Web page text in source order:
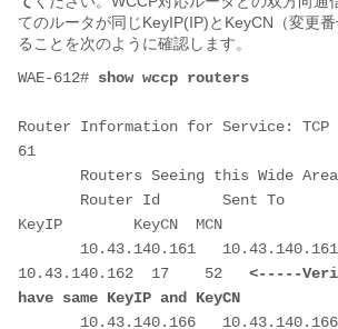
てのルータが同じKeyIP(IP)とKeyCN（変更
ることを次のように確認します。
WAE-612# show wccp routers
Router Information for Service: TCP
61
KeyIP        KeyCN  MCN
10.43.140.162  17    52 <-----
have same KeyIP and KeyCN